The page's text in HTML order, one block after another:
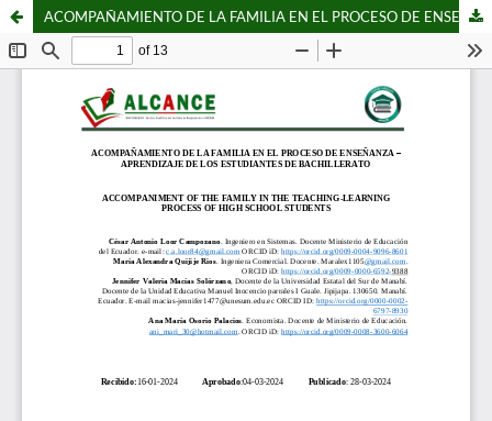
ACOMPAÑAMIENTO DE LA FAMILIA EN EL PROCESO DE ENSEÑANZA – APRENDIZAJE DE LOS ESTUDIANTES DE BACHILLERATO